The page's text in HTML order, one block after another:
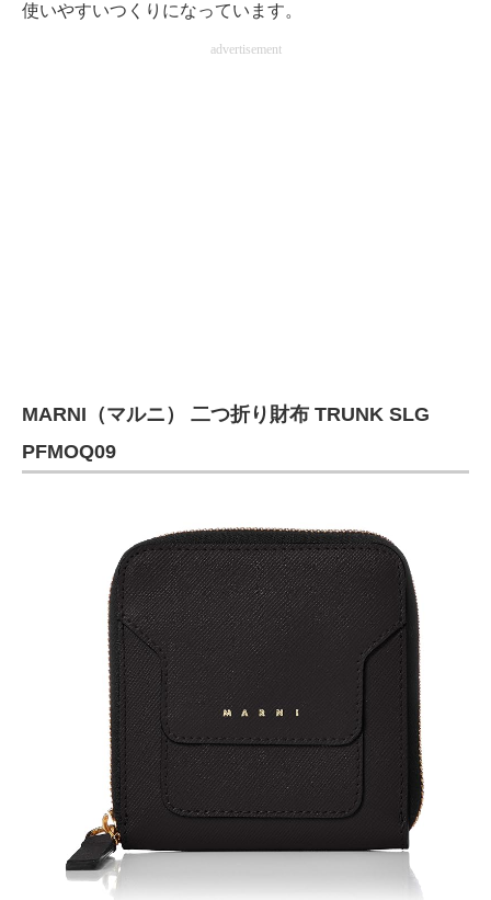
使いやすいつくりになっています。
advertisement
MARNI（マルニ） 二つ折り財布 TRUNK SLG
PFMOQ09